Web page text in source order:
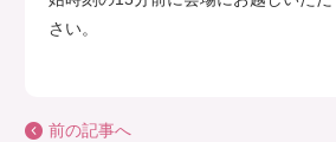
さい。
前の記事へ